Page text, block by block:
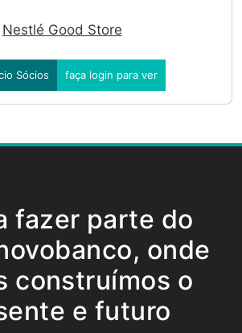
Nestlé Good Store
Sócios faça login para ver
fazer parte do
onde
construímos o
e futuro